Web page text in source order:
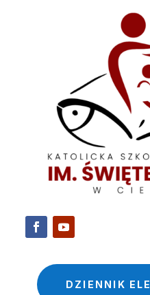
DZIENNIK